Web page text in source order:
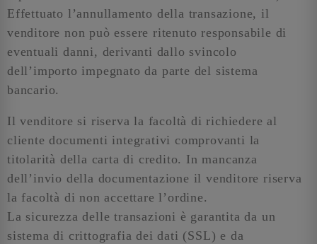
Effettuato l’annullamento della transazione, il
venditore non può essere ritenuto responsabile di
eventuali danni, derivanti dallo svincolo
dell’importo impegnato da parte del sistema
bancario.
Il venditore si riserva la facoltà di richiedere al
cliente documenti integrativi comprovanti la
titolarità della carta di credito. In mancanza
dell’invio della documentazione il venditore riserva
la facoltà di non accettare l’ordine.
La sicurezza delle transazioni è garantita da un
sistema di crittografia dei dati (SSL) e da